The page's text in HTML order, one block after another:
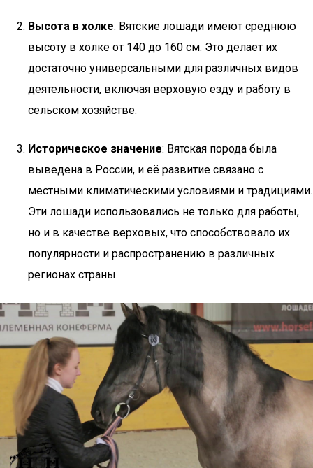
Высота в холке: Вятские лошади имеют среднюю
высоту в холке от 140 до 160 см. Это делает их
достаточно универсальными для различных видов
деятельности, включая верховую езду и работу в
сельском хозяйстве.
Историческое значение: Вятская порода была
выведена в России, и её развитие связано с
местными климатическими условиями и традициями.
Эти лошади использовались не только для работы,
но и в качестве верховых, что способствовало их
популярности и распространению в различных
регионах страны.